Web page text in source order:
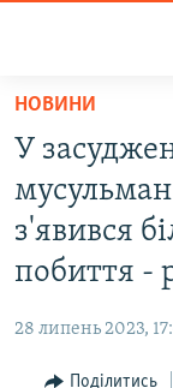
Перейти
основного
матеріалу
Перейти
до
основної
Перейти
ВОДА.КРИМ
ВІДЕО ТА ФОТО
ПОЛІТИКА
НОВИНИ
У
мусульман
з'явився
побиття -
28 липень 2023,
Поділитись